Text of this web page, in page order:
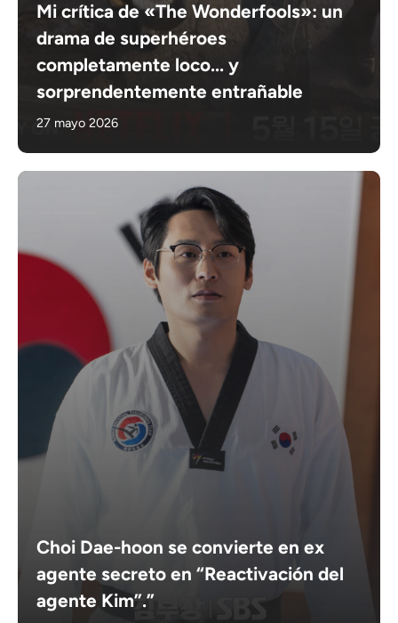
Mi crítica de «The Wonderfools»: un
drama de superhéroes
completamente loco... y
sorprendentemente entrañable
27 mayo 2026
Choi Dae-hoon se convierte en ex
agente secreto en “Reactivación del
agente Kim”.”